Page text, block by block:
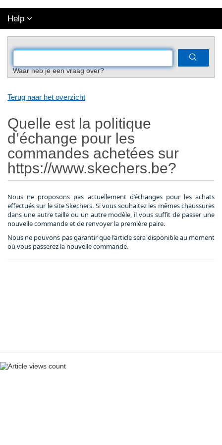
Help
Waar heb je een vraag over?
Terug naar het overzicht
Quelle est la politique
d’échange pour les
commandes achetées sur
https://www.skechers.be?
Nous ne proposons pas actuellement d’échanges pour les achats
effectués sur le site Skechers. Si vous souhaitez les mêmes chaussures
dans une autre taille ou un autre modèle, il vous suffit de passer une
nouvelle commande et de renvoyer la première paire.
Nous ne pouvons pas garantir que l’article sera disponible au moment
où vous passerez la nouvelle commande.